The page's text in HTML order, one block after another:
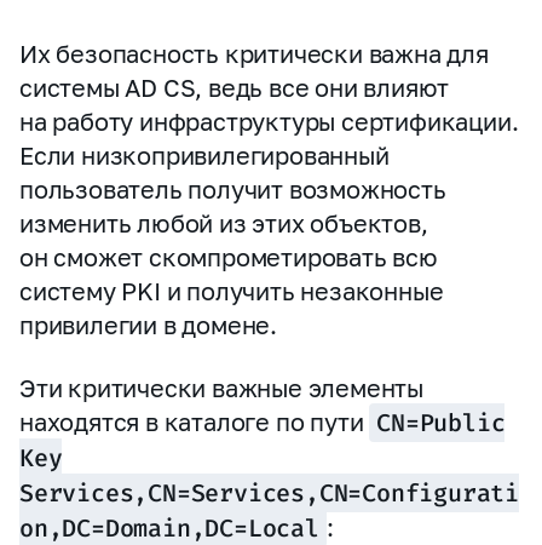
Их безопасность критически важна для
системы AD CS, ведь все они влияют
на работу инфраструктуры сертификации.
Если низкопривилегированный
пользователь получит возможность
изменить любой из этих объектов,
он сможет скомпрометировать всю
систему PKI и получить незаконные
привилегии в домене.
Эти критически важные элементы
находятся в каталоге по пути CN=Public
Key
Services,CN=Services,CN=Configurati
on,DC=Domain,DC=Local :